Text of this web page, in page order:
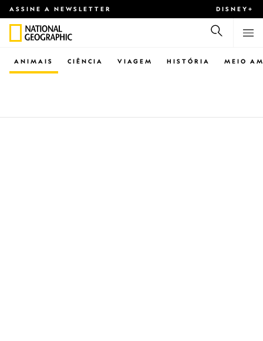
ASSINE A NEWSLETTER DISNEY+
CIÊNCIA VIAGEM
ANIMAIS HISTÓRIA MEIO